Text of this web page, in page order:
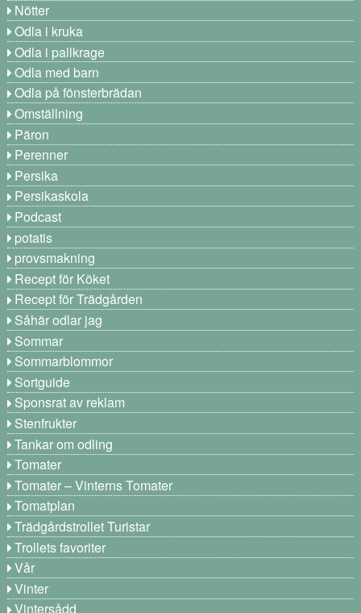
Nötter
Odla i kruka
Odla i pallkrage
Odla med barn
Odla på fönsterbrädan
Omställning
Päron
Perenner
Persika
Persikaskola
Podcast
potatis
provsmakning
Recept för Köket
Recept för Trädgården
Såhär odlar jag
Sommar
Sommarblommor
Sortguide
Sponsrat av reklam
Stenfrukter
Tankar om odling
Tomater
Tomater – Vinterns Tomater
Tomatplan
Trädgårdstrollet Turistar
Trollets favoriter
Vår
Vinter
Vintersådd